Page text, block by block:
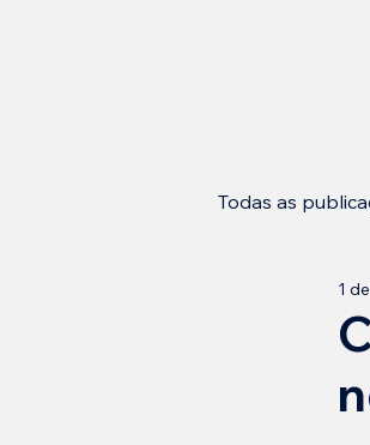
Todas as
1